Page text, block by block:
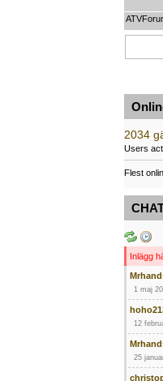
2034
Users
Flest
Inlägg
1 maj
12
25